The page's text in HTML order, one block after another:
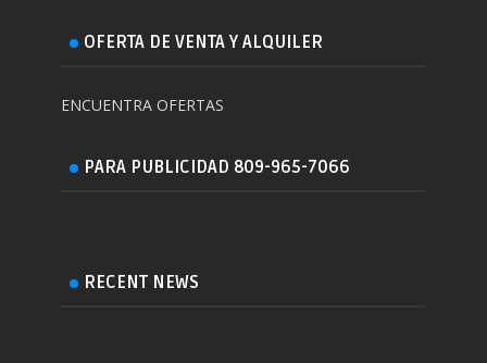
OFERTA DE VENTA Y ALQUILER
ENCUENTRA OFERTAS
PARA PUBLICIDAD 809-965-7066
RECENT NEWS